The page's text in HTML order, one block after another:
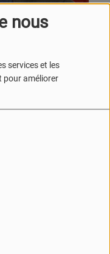
nous
services et les
pour améliorer
présentée par
sportif et